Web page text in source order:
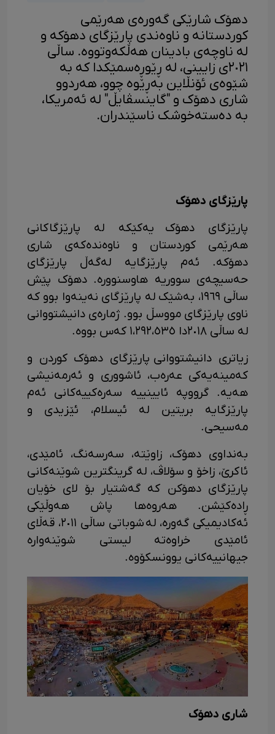
دھۆک شارێکی گەورەی هەرێمی
کوردستانە و ناوەندی پارێزگای دھۆکە و
لە ناوچەی بادینان ھەڵکەوتووە. ساڵی
٢٠٢١ی زایینی، لە ڕێوڕەسمێکدا کە بە
شێوەی ئۆنڵاین بەڕێوە چوو، هەردوو
شاری دهۆک و "گاینسڤایڵ" لە ئەمریکا،
بە دەستەخوشک ناسێندران.
پارێزگای دهۆک
پارێزگای دھۆک یەکێکە لە پارێزگاکانی
هەرێمی کوردستان و ناوەندەکەی شاری
دهۆکە. ئەم پارێزگایە لەگەڵ پارێزگای
حەسیچەی سووریە هاوسنوورە. دهۆک پێش
ساڵی ١٩٦٩، بەشێک لە پارێزگای نەینەوا بوو کە
ناوی پارێزگای مووسڵ بوو. ژمارەی دانیشتووانی
لە ساڵی ٢٠١٨دا ١،٢٩٢،٥٣٥ کەس بووە.
زیاتری دانیشتووانی پارێزگای دھۆک کوردن و
کەمینەیەکی عەرەب، ئاشووری و ئەرمەنیشی
هەیە. گرووپە ئایینییە سەرەکییەکانی ئەم
پارێزگایە بریتین لە ئیسلام، ئێزیدی و
مەسیحی.
بەنداوی دهۆک، زاوێتە، سەرسەنگ، ئامێدی،
ئاکرێ، زاخۆ و سۆلاڤ، لە گرینگترین شوێنەکانی
پارێزگای دهۆکن کە گەشتیار بۆ لای خۆیان
ڕادەکێشن. هەروەها پاش هەوڵێکی
ئەکادیمیکی گەورە، لە شوباتی ساڵی ٢٠١١، قەڵای
ئامێدی خراوەتە لیستی شوێنەوارە
جیهانییەکانی یوونسکۆوە.
شاری دهۆک